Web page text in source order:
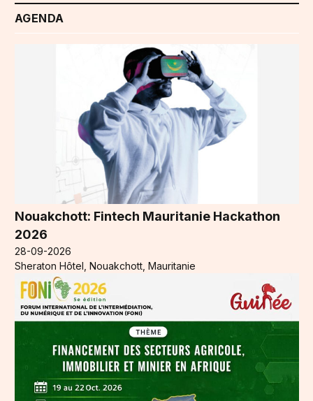
AGENDA
Nouakchott: Fintech Mauritanie Hackathon
2026
28-09-2026
Sheraton Hôtel, Nouakchott, Mauritanie